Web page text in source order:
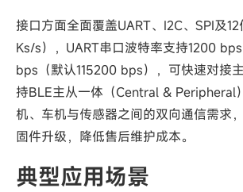
接口方面全面覆盖UART、I2C、SPI及
Ks/s），UART串口波特率支持1200
bps（默认115200 bps），可快速对接
持BLE主从一体（Central & Peripheral
机、车机与传感器之间的双向通信需求
固件升级，降低售后维护成本。
典型应用场景